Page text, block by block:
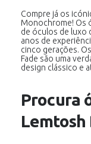
Compre já os
Monochrome! Os
de óculos de luxo
anos de
cinco gerações.
Fade são uma
design clássico e
Procura
Lemtosh